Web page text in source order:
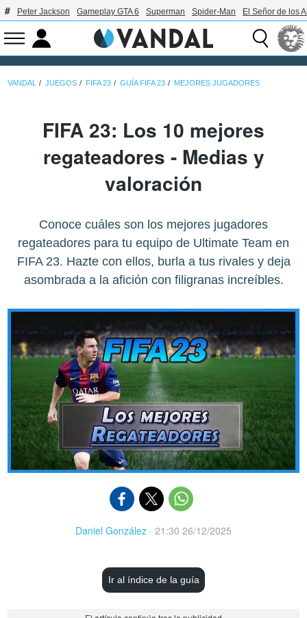
Peter Jackson Gameplay GTA 6 Superman Spider-Man El Señor de los
VANDAL JUEGOS FIFA 23 GUÍA FIFA 23 MEJORES JUGADORES
FIFA 23: Los 10 mejores
regateadores - Medias y
valoración
Conoce cuáles son los mejores jugadores
regateadores para tu equipo de Ultimate Team en
FIFA 23. Hazte con ellos, burla a tus rivales y deja
asombrada a la afición con filigranas increíbles.
Daniel González · 21:30 26/12/2025
Ir al índice de la guía